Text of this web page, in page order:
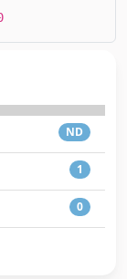
ND
1
0